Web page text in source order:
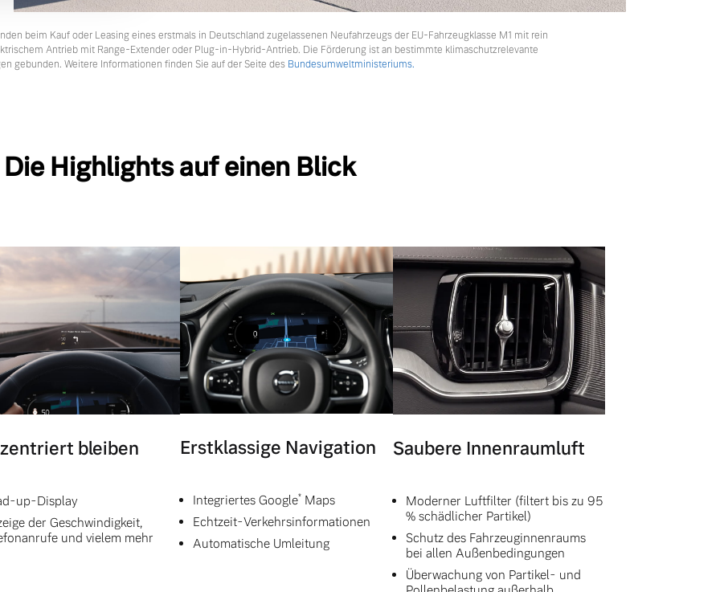
beim Kauf oder Leasing eines erstmals in Deutschland zugelassenen Neufahrzeugs der EU-Fahrzeugklasse M1 mit rein
Antrieb mit Range-Extender oder Plug-in-Hybrid-Antrieb. Die Förderung ist an bestimmte klimaschutzrelevante
gebunden. Weitere Informationen finden Sie auf der Seite des Bundesumweltministeriums.
Die Highlights auf einen Blick
bleiben
up-Display
der Geschwindigkeit,
und vielem mehr
Erstklassige Navigation
Integriertes Google* Maps
Echtzeit-Verkehrsinformationen
Automatische Umleitung
Saubere Innenraumluft
Moderner Luftfilter (filtert bis zu 95
% schädlicher Partikel)
Schutz des Fahrzeuginnenraums
bei allen Außenbedingungen
Überwachung von Partikel- und